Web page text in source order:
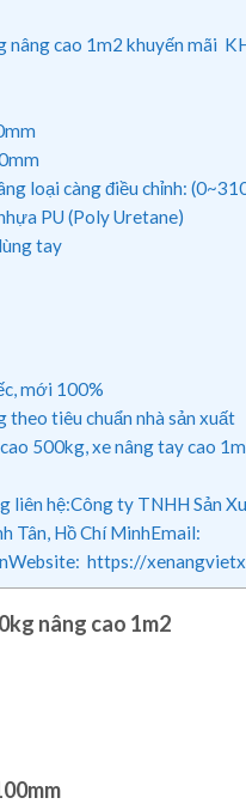
nâng cao 1m2 khuyến mãi
loại càng điều chỉnh:
PU (Poly Uretane)
tay
mới 100%
theo tiêu chuẩn nhà sản xuất
500kg, xe nâng tay cao
liên hệ:Công ty TNHH
Tân, Hồ Chí MinhEmail:
https://
nâng cao 1m2